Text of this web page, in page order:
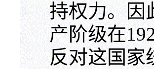
持权力。因
产阶级在
反对这国家